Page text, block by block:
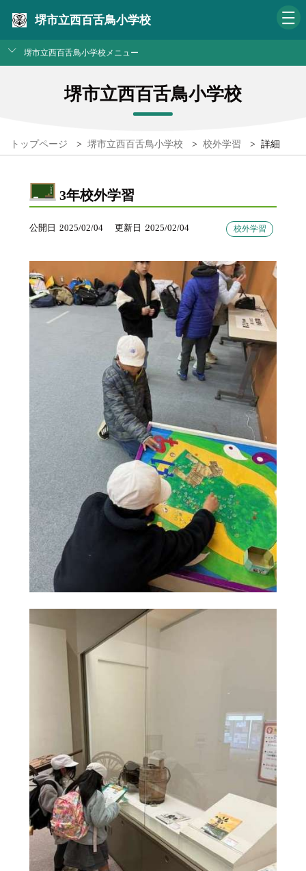
堺市立西百舌鳥小学校
堺市立西百舌鳥小学校メニュー
堺市立西百舌鳥小学校
トップページ > 堺市立西百舌鳥小学校 > 校外学習 > 詳細
3年校外学習
公開日 2025/02/04 更新日 2025/02/04 校外学習